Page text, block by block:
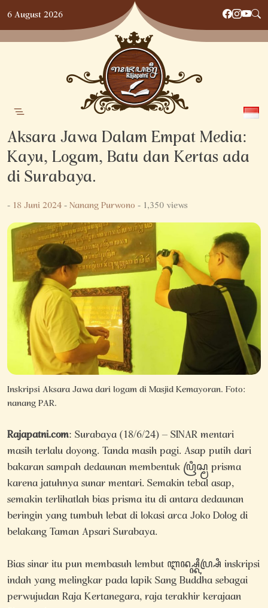
Skip
to
content
6 August 2026
Aksara Jawa Dalam Empat Media:
Kayu, Logam, Batu dan Kertas ada
di Surabaya.
-18 Juni 2024-Nanang Purwono- 1,350 views
Inskripsi Aksara Jawa dari logam di Masjid Kemayoran. Foto:
nanang PAR.
Rajapatni.com: Surabaya (18/6/24) – SINAR mentari
masih terlalu doyong. Tanda masih pagi. Asap putih dari
bakaran sampah dedaunan membentuk ꦥꦿꦶꦱ꧀ꦩ prisma
karena jatuhnya sunar mentari. Semakin tebal asap,
semakin terlihatlah bias prisma itu di antara dedaunan
beringin yang tumbuh lebat di lokasi arca Joko Dolog di
belakang Taman Apsari Surabaya.
Bias sinar itu pun membasuh lembut ꦆꦤ꧀ꦱ꧀ꦏꦿꦶꦥ꧀ꦱꦶ inskripsi
indah yang melingkar pada lapik Sang Buddha sebagai
perwujudan Raja Kertanegara, raja terakhir kerajaan